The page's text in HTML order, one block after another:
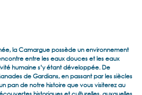
la Camargue possède un environnement
entre les eaux douces et les eaux
humaine s’y étant développée. De
de Gardians, en passant par les siècles
pan de notre histoire que vous visiterez au